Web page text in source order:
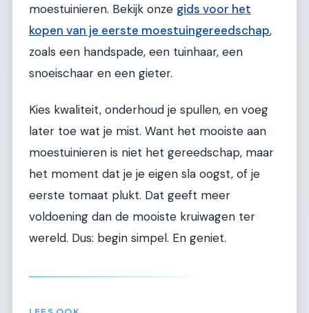
moestuinieren. Bekijk onze gids voor het
kopen van je eerste moestuingereedschap,
zoals een handspade, een tuinhaar, een
snoeischaar en een gieter.
Kies kwaliteit, onderhoud je spullen, en voeg
later toe wat je mist. Want het mooiste aan
moestuinieren is niet het gereedschap, maar
het moment dat je je eigen sla oogst, of je
eerste tomaat plukt. Dat geeft meer
voldoening dan de mooiste kruiwagen ter
wereld. Dus: begin simpel. En geniet.